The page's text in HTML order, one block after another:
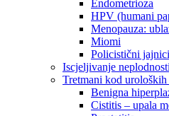
Endometrioza
HPV (humani
Menopauza:
Miomi
Policistični
Iscjeljivanje neplodnosti
Tretmani kod uroloških
Benigna
Cistitis – upala